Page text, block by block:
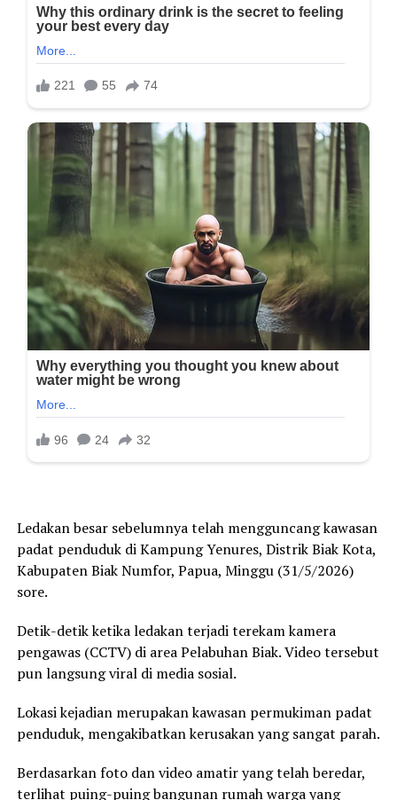
Ledakan besar sebelumnya telah mengguncang kawasan
padat penduduk di Kampung Yenures, Distrik Biak Kota,
Kabupaten Biak Numfor, Papua, Minggu (31/5/2026)
sore.
Detik-detik ketika ledakan terjadi terekam kamera
pengawas (CCTV) di area Pelabuhan Biak. Video tersebut
pun langsung viral di media sosial.
Lokasi kejadian merupakan kawasan permukiman padat
penduduk, mengakibatkan kerusakan yang sangat parah.
Berdasarkan foto dan video amatir yang telah beredar,
terlihat puing-puing bangunan rumah warga yang